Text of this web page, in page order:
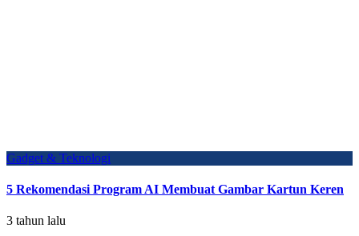
Gadget & Teknologi
5 Rekomendasi Program AI Membuat Gambar Kartun Keren
3 tahun lalu